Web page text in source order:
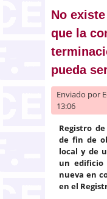
de
No
que la
pueda
Enviado por
13:06
Registro
de fin de
local y de
un edificio
nueva en
en el